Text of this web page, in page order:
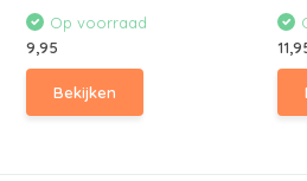
Op voorraad
9,95
Bekijken